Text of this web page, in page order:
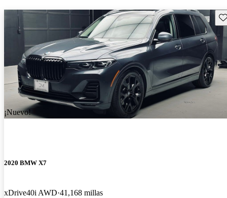
¡Nuevo!
2020 BMW X7
xDrive40i AWD 41,168 millas